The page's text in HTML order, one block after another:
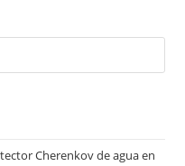
Cherenkov de agua en